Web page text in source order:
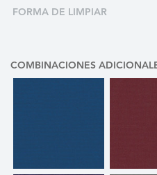
FORMA DE LIMPIAR
COMBINACIONES